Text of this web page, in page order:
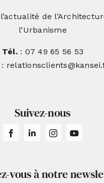
de
l’Urbanisme
Tél.: 07 49 65 56 53
Suivez-nous
vous à notre